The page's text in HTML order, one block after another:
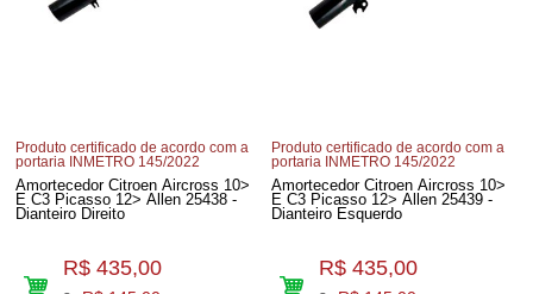
Produto certificado de acordo com a
portaria INMETRO 145/2022
Amortecedor Citroen Aircross 10>
E C3 Picasso 12> Allen 25438 -
Dianteiro Direito
R$ 435,00
Produto certificado de acordo com a
portaria INMETRO 145/2022
Amortecedor Citroen Aircross 10>
E C3 Picasso 12> Allen 25439 -
Dianteiro Esquerdo
R$ 435,00